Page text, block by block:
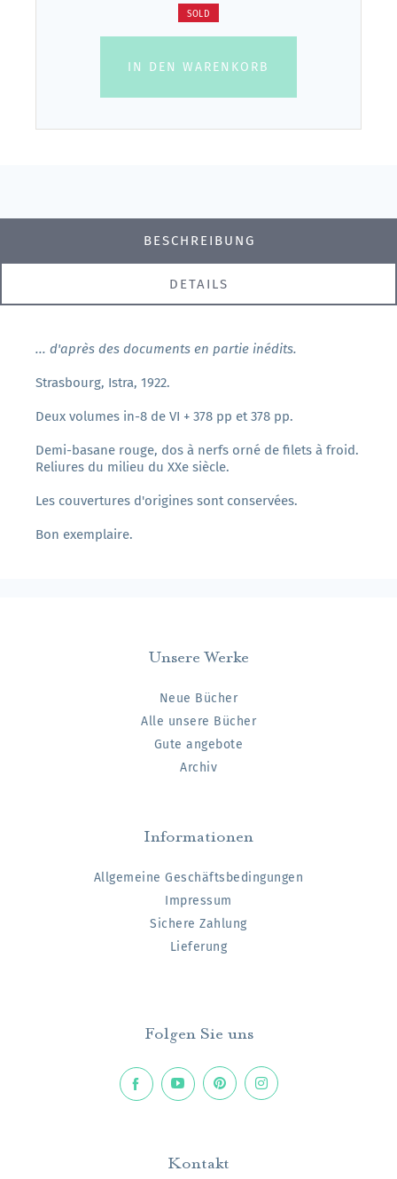
SOLD
IN DEN WARENKORB
BESCHREIBUNG
DETAILS
... d'après des documents en partie inédits.
Strasbourg, Istra, 1922.
Deux volumes in-8 de VI + 378 pp et 378 pp.
Demi-basane rouge, dos à nerfs orné de filets à froid.
Reliures du milieu du XXe siècle.
Les couvertures d'origines sont conservées.
Bon exemplaire.
Unsere Werke
Neue Bücher
Alle unsere Bücher
Gute angebote
Archiv
Informationen
Allgemeine Geschäftsbedingungen
Impressum
Sichere Zahlung
Lieferung
Folgen Sie uns
Kontakt